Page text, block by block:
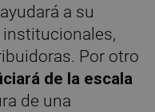
a su
Por otro
de la escala
de una